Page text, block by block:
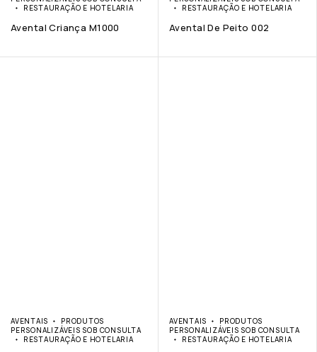
RESTAURAÇÃO E HOTELARIA
Avental Criança M1000
RESTAURAÇÃO E HOTELARIA
Avental De Peito 002
AVENTAIS
PRODUTOS
PERSONALIZÁVEIS SOB CONSULTA
RESTAURAÇÃO E HOTELARIA
AVENTAIS
PRODUTOS
PERSONALIZÁVEIS SOB CONSULTA
RESTAURAÇÃO E HOTELARIA